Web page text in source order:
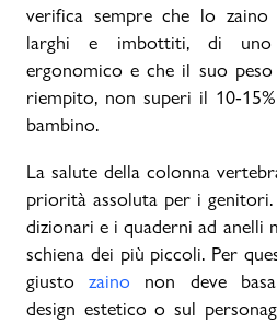
verifica sempre che lo
larghi e imbottiti, di uno
ergonomico e che il suo
riempito, non superi il 10-
bambino.
La salute della colonna
priorità assoluta per i
dizionari e i quaderni ad anelli
schiena dei più piccoli. Per
giustozaino non deve
design estetico o sul